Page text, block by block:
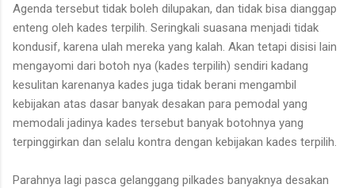
Agenda tersebut tidak boleh dilupakan, dan tidak bisa dianggap
enteng oleh kades terpilih. Seringkali suasana menjadi tidak
kondusif, karena ulah mereka yang kalah. Akan tetapi disisi lain
mengayomi dari botoh nya (kades terpilih) sendiri kadang
kesulitan karenanya kades juga tidak berani mengambil
kebijakan atas dasar banyak desakan para pemodal yang
memodali jadinya kades tersebut banyak botohnya yang
terpinggirkan dan selalu kontra dengan kebijakan kades terpilih.
Parahnya lagi pasca gelanggang pilkades banyaknya desakan